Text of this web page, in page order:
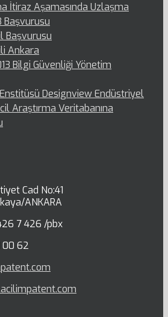
İtiraz Aşamasında Uzlaşma
Başvurusu
Başvurusu
Ankara
Bilgi Güvenliği Yönetim
Designview Endüstriyel
Araştırma Veritabanına
Cad No:41
ANKARA
7 426 /pbx
00 62